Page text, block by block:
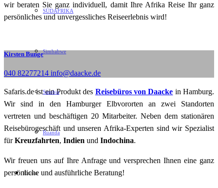
SÜDAFRIKA
Simbabwe
Sambia
Ruanda
Reisen
wir beraten Sie ganz individuell, damit Ihre Afrika Reise Ihr ganz
persönliches und unvergessliches Reiseerlebnis wird!
Kirsten Bunge
040 82277214 info@daacke.de
Safaris.de ist ein Produkt des Reisebüros von Daacke in Hamburg.
Wir sind in den Hamburger Elbvororten an zwei Standorten
vertreten und beschäftigen 20 Mitarbeiter. Neben dem stationären
Reisebürogeschäft und unseren Afrika-Experten sind wir Spezialist
fürKreuzfahrten, Indien und Indochina.
Wir freuen uns auf Ihre Anfrage und versprechen Ihnen eine ganz
persönliche und ausführliche Beratung!